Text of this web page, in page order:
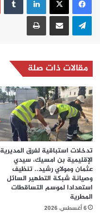
تيلقرام مشاركة عبر البريد طباعة
مقالات ذات صلة
تدخلات استباقية لفرق المديرية
الإقليمية بن امسيك، سيدي
عثمان ومولاي رشيد.. تنظيف
وصيانة شبكة التطهير السائل
استعدادا لموسم التساقطات
المطرية
6 أغسطس، 2026